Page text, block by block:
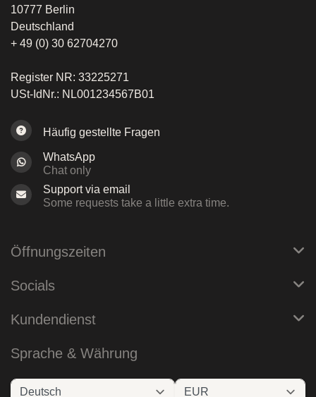
10777 Berlin
Deutschland
+ 49 (0) 30 62704270
Register NR: 33225271
USt-IdNr.: NL001234567B01
Häufig gestellte Fragen
WhatsApp
Chat only
Support via email
Some requests take a little extra time.
Öffnungszeiten
Socials
Kundendienst
Sprache & Währung